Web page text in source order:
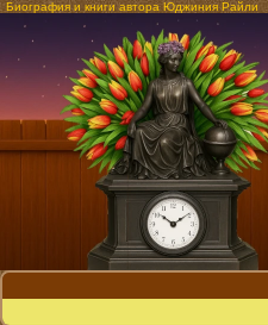
Биография и книги автора Юджиния Райли